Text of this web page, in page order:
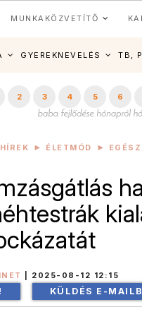
MUNKAKÖZVETÍTŐ
GYEREKNEVELÉS TB,
2 3 4 5 6
ÉLETMÓD
2025-08-12 12:15
KÜLDÉS E-